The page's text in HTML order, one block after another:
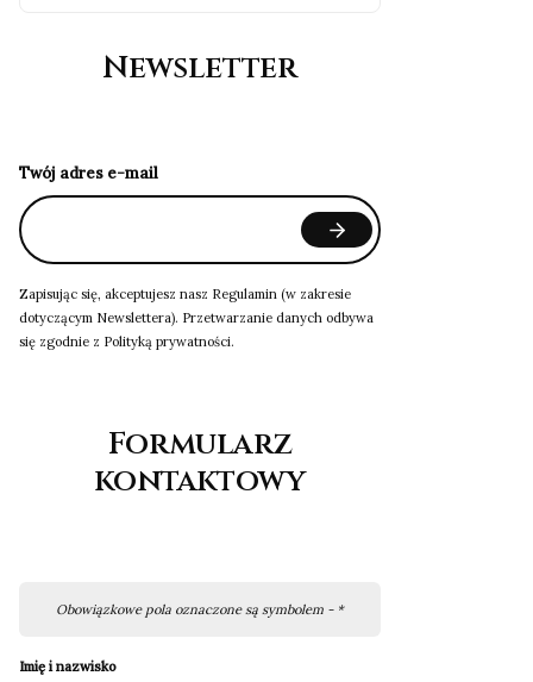
Newsletter
Twój adres e-mail
Zapisując się, akceptujesz nasz Regulamin (w zakresie
dotyczącym Newslettera). Przetwarzanie danych odbywa
się zgodnie z Polityką prywatności.
Formularz
kontaktowy
Obowiązkowe pola oznaczone są symbolem - *
Imię i nazwisko